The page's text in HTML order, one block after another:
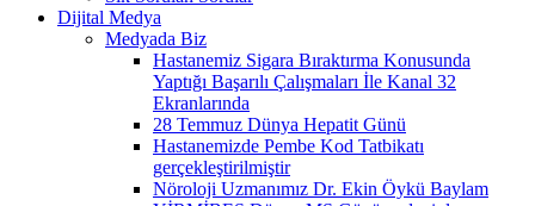
Dijital Medya
Medyada Biz
Hastanemiz Sigara Bıraktırma Konusunda
Yaptığı Başarılı Çalışmaları İle Kanal 32
Ekranlarında
28 Temmuz Dünya Hepatit Günü
Hastanemizde Pembe Kod Tatbikatı
gerçekleştirilmiştir
Nöroloji Uzmanımız Dr. Ekin Öykü Baylam